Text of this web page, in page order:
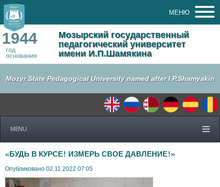
МЕНЮ
1944
год
основания
Мозырский государственный
педагогический университет
имени И.П.Шамякина
Mozyr State Pedagogical University named after I.P.Shamyakin
MENU
«БУДЬ В КУРСЕ! ИЗМЕРЬ СВОЕ ДАВЛЕНИЕ!»
Опубликовано 02.11.2022 07:05